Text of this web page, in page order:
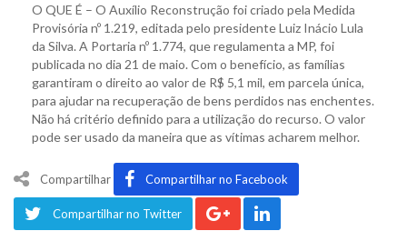
O QUE É – O Auxílio Reconstrução foi criado pela Medida
Provisória nº 1.219, editada pelo presidente Luiz Inácio Lula
da Silva. A Portaria nº 1.774, que regulamenta a MP, foi
publicada no dia 21 de maio. Com o benefício, as famílias
garantiram o direito ao valor de R$ 5,1 mil, em parcela única,
para ajudar na recuperação de bens perdidos nas enchentes.
Não há critério definido para a utilização do recurso. O valor
pode ser usado da maneira que as vítimas acharem melhor.
Compartilhar Compartilhar no Facebook
Compartilhar no Twitter